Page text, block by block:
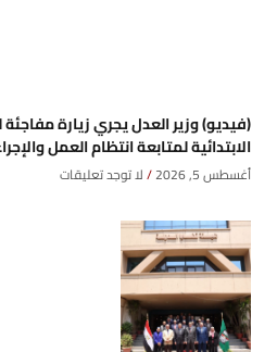
(فيديو) وزير العدل يجري زيارة
الابتدائية لمتابعة انتظام العمل
أغسطس 5, 2026 لا توجد تعليقات